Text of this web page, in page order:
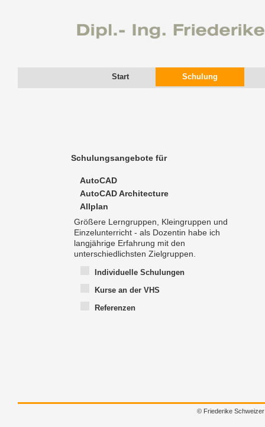
Start Schulung
Schulungsangebote für
AutoCAD
AutoCAD Architecture
Allplan
Größere Lerngruppen, Kleingruppen und
Einzelunterricht - als Dozentin habe ich
langjährige Erfahrung mit den
unterschiedlichsten Zielgruppen.
Individuelle Schulungen
Kurse an der VHS
Referenzen
© Friederike